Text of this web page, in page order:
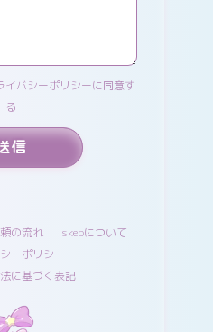
イバシーポリシーに同意す
る
の流れ
skebについて
ーポリシー
に基づく表記